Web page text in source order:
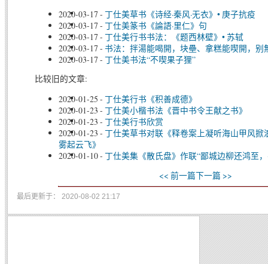
2020-03-17 - 丁仕美草书《诗经·秦风·无衣》• 庚子抗疫
2020-03-17 - 丁仕美篆书《論語·里仁》句
2020-03-17 - 丁仕美行书书法：《题西林壁》• 苏轼
2020-03-17 - 书法：拌湯能喝開，块壘、拿糕能喫開，别
2020-03-17 - 丁仕美书法“不喫果子狸”
比较旧的文章:
2020-01-25 - 丁仕美行书《积善成德》
2020-01-23 - 丁仕美小楷书法《晋中书令王献之书》
2020-01-23 - 丁仕美行书欣赏
2020-01-23 - 丁仕美草书对联《释卷案上凝听海山甲风掀
雾起云飞》
2020-01-10- 丁仕美集《散氏盘》作联“鄙城边柳还鸿至
<< 前一篇下一篇 >>
最后更新于： 2020-08-02 21:17